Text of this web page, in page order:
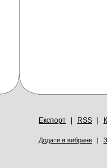
Експорт RSS
Додати в вибране |